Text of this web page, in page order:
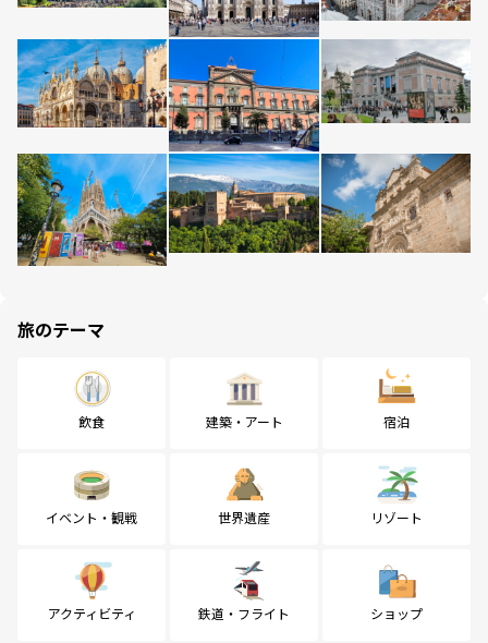
旅のテーマ
飲食 建築・アート 宿泊
イベント・観戦 世界遺産 リゾート
アクティビティ 鉄道・フライト ショップ